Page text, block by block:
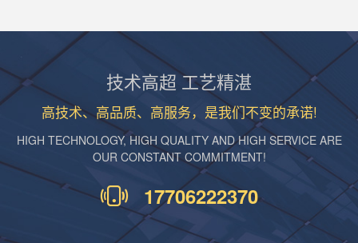
技术高超 工艺精湛
高技术、高品质、高服务，是我们不变的承诺!
HIGH TECHNOLOGY, HIGH QUALITY AND HIGH SERVICE ARE
OUR CONSTANT COMMITMENT!
17706222370